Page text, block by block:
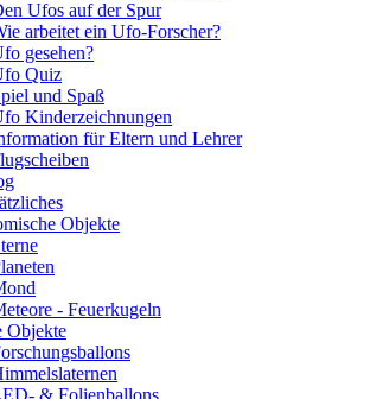
Ufos auf der Spur
arbeitet ein Ufo-Forscher?
gesehen?
Quiz
und Spaß
Kinderzeichnungen
für Eltern und Lehrer
Objekte
- Feuerkugeln
Objekte
& Folienballons